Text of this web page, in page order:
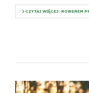
CZYTAJ WIĘCEJ: ROWEREM